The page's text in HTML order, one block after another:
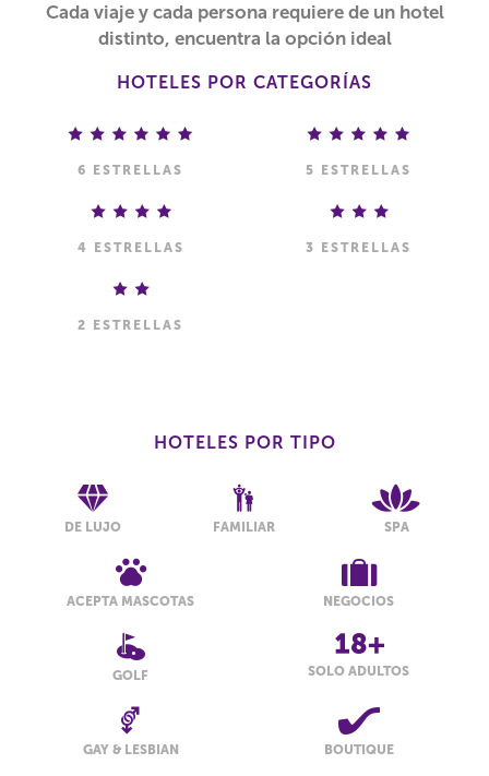
Cada viaje y cada persona requiere de un hotel
distinto, encuentra la opción ideal
HOTELES POR CATEGORÍAS
6 ESTRELLAS 5 ESTRELLAS
4 ESTRELLAS 3 ESTRELLAS
2 ESTRELLAS
HOTELES POR TIPO
DE LUJO FAMILIAR SPA
ACEPTA MASCOTAS NEGOCIOS
GOLF SOLO ADULTOS
GAY & LESBIAN BOUTIQUE